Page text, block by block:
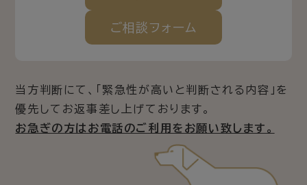
ご相談 フォーム
当方判断にて、「緊急性が高いと判断される内容」を
優先してお返事差し上げております。
お急ぎの方はお電話のご利用をお願い致します。